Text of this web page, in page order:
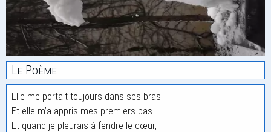
Le Poème
Elle me portait toujours dans ses bras
Et elle m’a appris mes premiers pas.
Et quand je pleurais à fendre le cœur,